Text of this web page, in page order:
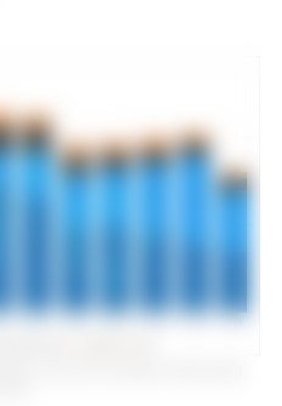
au premier semestre (2016-2026).